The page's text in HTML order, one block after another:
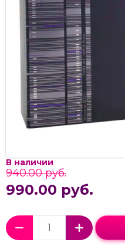
В наличии
940.00 руб.
990.00 руб.